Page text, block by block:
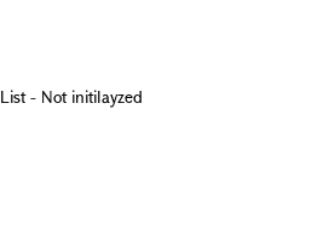
List - Not initilayzed